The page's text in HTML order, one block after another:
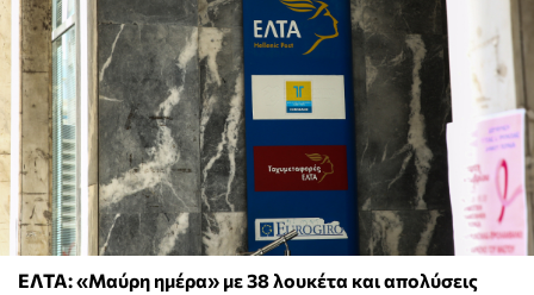
ΕΛΤΑ: «Μαύρη ημέρα» με 38 λουκέτα και απολύσεις